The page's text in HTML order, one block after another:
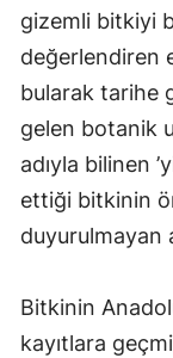
gizemli bitkiyi
değerlendiren
bularak tarihe
gelen botanik
adıyla bilinen
ettiği bitkinin
duyurulmayan
Bitkinin
kayıtlara